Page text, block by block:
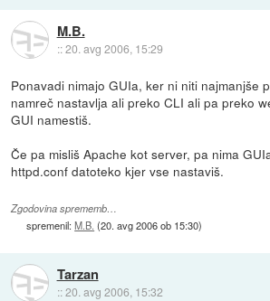
M.B.
::20. avg 2006, 15:29
Ponavadi nimajo GUIa, ker ni niti najmanjše
namreč nastavlja ali preko CLI ali pa preko
GUI namestiš.
Če pa misliš Apache kot server, pa nima
httpd.conf datoteko kjer vse nastaviš.
Zgodovina sprememb…
spremenil:M.B. (20. avg 2006 ob 15:30)
Tarzan
::20. avg 2006, 15:32